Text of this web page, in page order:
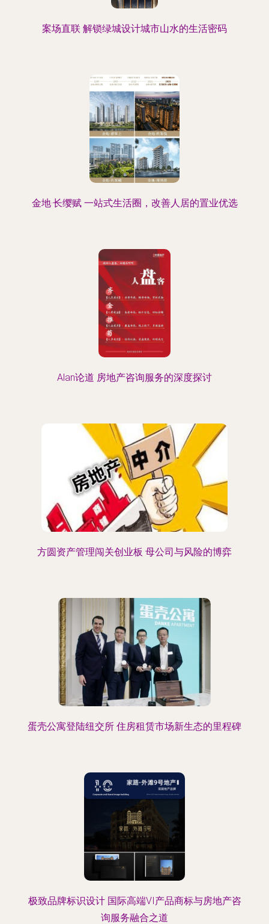
案场直联 解锁绿城设计城市山水的生活密码
金地·长缨赋 一站式生活圈，改善人居的置业优选
Alan论道 房地产咨询服务的深度探讨
方圆资产管理闯关创业板 母公司与风险的博弈
蛋壳公寓登陆纽交所 住房租赁市场新生态的里程碑
极致品牌标识设计 国际高端VI产品商标与房地产咨
询服务融合之道